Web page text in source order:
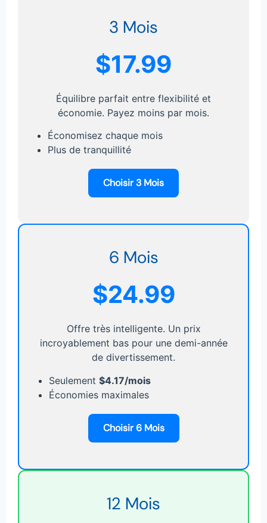
3 Mois
$17.99
Équilibre parfait entre flexibilité et
économie. Payez moins par mois.
Économisez chaque mois
Plus de tranquillité
Choisir 3 Mois
6 Mois
$24.99
Offre très intelligente. Un prix
incroyablement bas pour une demi-année
de divertissement.
Seulement $4.17/mois
Économies maximales
Choisir 6 Mois
12 Mois